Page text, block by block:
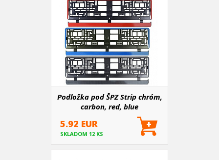
Podložka pod ŠPZ Strip chróm,
carbon, red, blue
5.92 EUR
SKLADOM 12 KS